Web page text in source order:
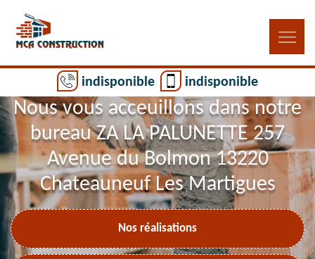
indisponible indisponible
Nous vous acceuillons dans notre
bureau ZA LA PALUNETTE 257
Avenue du Bolmon 13220
Chateauneuf Les Martigues
Nos réalisations